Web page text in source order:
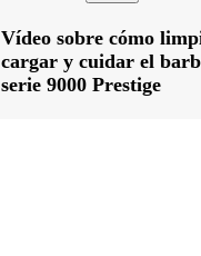
Vídeo sobre cómo
cargar y cuidar el
serie 9000 Prestige